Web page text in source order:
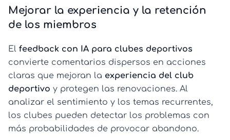
Mejorar la experiencia y la retención
de los miembros
El feedback con IA para clubes deportivos
convierte comentarios dispersos en acciones
claras que mejoran la experiencia del club
deportivo y protegen las renovaciones. Al
analizar el sentimiento y los temas recurrentes,
los clubes pueden detectar los problemas con
más probabilidades de provocar abandono.